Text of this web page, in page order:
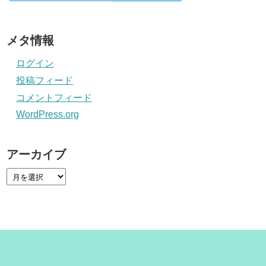
メタ情報
ログイン
投稿フィード
コメントフィード
WordPress.org
アーカイブ